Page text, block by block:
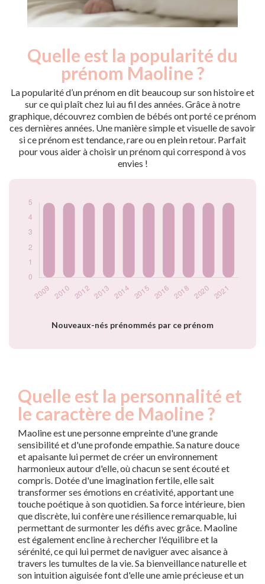
Quelle est la popularité du
prénom Maoline ?
La popularité d’un prénom en dit beaucoup sur son histoire et
sur ce qui plaît chez lui au fil des années. Grâce à notre
graphique, découvrez combien de bébés ont porté ce prénom
ces dernières années. Une manière simple et visuelle de savoir
si ce prénom est tendance, rare ou en plein retour. Parfait
pour vous aider à choisir un prénom qui correspond à vos
envies !
Nouveaux-nés prénommés par ce prénom
Popularité du
par année
Année
Nouveaux-
nés
2010
5
2012
5
2013
5
2014
5
2015
5
2016
5
Quelle est la personnalité et
le caractère de Maoline ?
Maoline est une personne empreinte d'une grande
sensibilité et d'une profonde empathie. Sa nature douce
et apaisante lui permet de créer un environnement
harmonieux autour d'elle, où chacun se sent écouté et
compris. Dotée d'une imagination fertile, elle sait
transformer ses émotions en créativité, apportant une
touche poétique à son quotidien. Sa force intérieure, bien
que discrète, lui confère une résilience remarquable, lui
permettant de surmonter les défis avec grâce. Maoline
est également encline à rechercher l'équilibre et la
sérénité, ce qui lui permet de naviguer avec aisance à
travers les tumultes de la vie. Sa bienveillance naturelle et
son intuition aiguisée font d'elle une amie précieuse et un